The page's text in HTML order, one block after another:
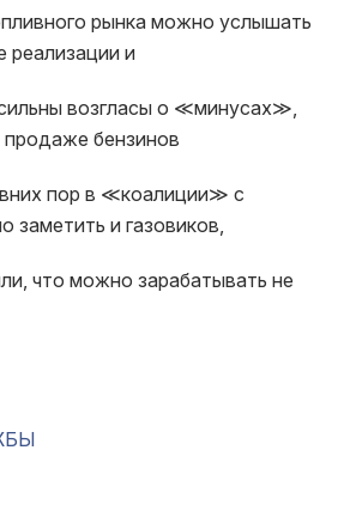
рынка можно услышать
и
возгласы о ≪минусах≫,
продаже бензинов
пор в ≪коалиции≫ с
заметить и газовиков,
что можно зарабатывать не